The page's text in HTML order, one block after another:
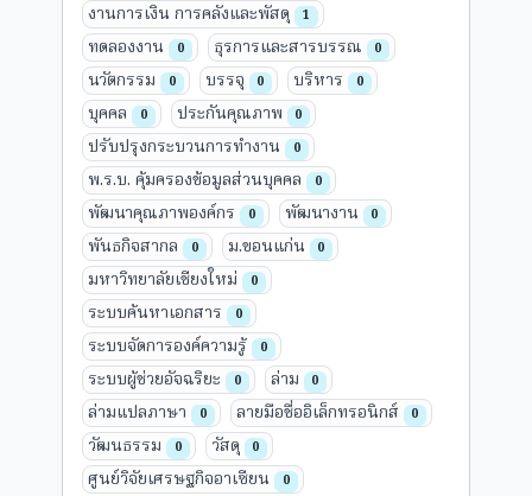
งานการเงิน การคลังและพัสดุ 1
ทดลองงาน 0 ธุรการและสารบรรณ 0
นวัตกรรม 0 บรรจุ 0 บริหาร 0
บุคคล 0 ประกันคุณภาพ 0
ปรับปรุงกระบวนการทำงาน 0
พ.ร.บ. คุ้มครองข้อมูลส่วนบุคคล 0
พัฒนาคุณภาพองค์กร 0 พัฒนางาน 0
พันธกิจสากล 0 ม.ขอนแก่น 0
มหาวิทยาลัยเชียงใหม่ 0
ระบบค้นหาเอกสาร 0
ระบบจัดการองค์ความรู้ 0
ระบบผู้ช่วยอัจฉริยะ 0 ล่าม 0
ล่ามแปลภาษา 0 ลายมือชื่ออิเล็กทรอนิกส์ 0
วัฒนธรรม 0 วัสดุ 0
ศูนย์วิจัยเศรษฐกิจอาเซียน 0